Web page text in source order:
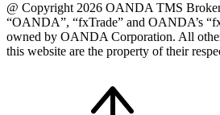
@ Copyright 2026 OANDA TMS
“OANDA”, “fxTrade” and OANDA’s
owned by OANDA Corporation. All
this website are the property of their